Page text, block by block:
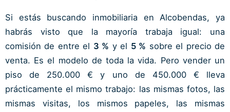
Si estás buscando inmobiliaria en Alcobendas, ya
habrás visto que la mayoría trabaja igual: una
comisión de entre el 3 % y el 5 % sobre el precio de
venta. Es el modelo de toda la vida. Pero vender un
piso de 250.000 € y uno de 450.000 € lleva
prácticamente el mismo trabajo: las mismas fotos, las
mismas visitas, los mismos papeles, las mismas